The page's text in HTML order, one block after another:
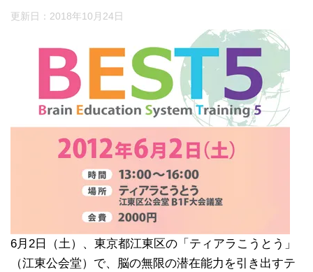
更新日： 2018年10月24日
6月2日（土）、東京都江東区の「ティアラこうとう」
（江東公会堂）で、脳の無限の潜在能力を引き出すテ